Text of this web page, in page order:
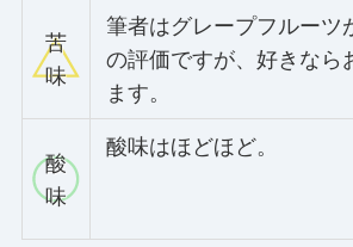
苦
味
筆者はグレープフルーツ
の評価ですが、好きなら
ます。
酸
味
酸味はほどほど。